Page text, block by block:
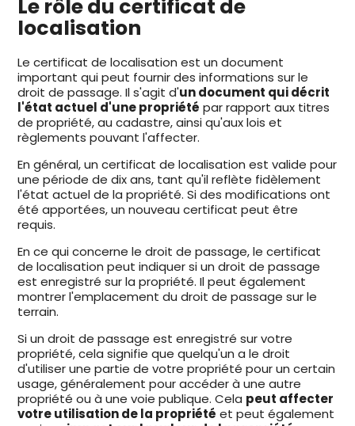
Le rôle du certificat de
localisation
Le certificat de localisation est un document
important qui peut fournir des informations sur le
droit de passage. Il s'agit d'un document qui décrit
l'état actuel d'une propriété par rapport aux titres
de propriété, au cadastre, ainsi qu'aux lois et
règlements pouvant l'affecter.
En général, un certificat de localisation est valide pour
une période de dix ans, tant qu'il reflète fidèlement
l'état actuel de la propriété. Si des modifications ont
été apportées, un nouveau certificat peut être
requis.
En ce qui concerne le droit de passage, le certificat
de localisation peut indiquer si un droit de passage
est enregistré sur la propriété. Il peut également
montrer l'emplacement du droit de passage sur le
terrain.
Si un droit de passage est enregistré sur votre
propriété, cela signifie que quelqu'un a le droit
d'utiliser une partie de votre propriété pour un certain
usage, généralement pour accéder à une autre
propriété ou à une voie publique. Cela peut affecter
votre utilisation de la propriété et peut également